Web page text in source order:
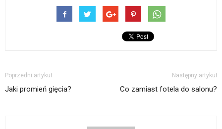
Poprzedni artykuł
Jaki promień gięcia?
Następny artykuł
Co zamiast fotela do salonu?